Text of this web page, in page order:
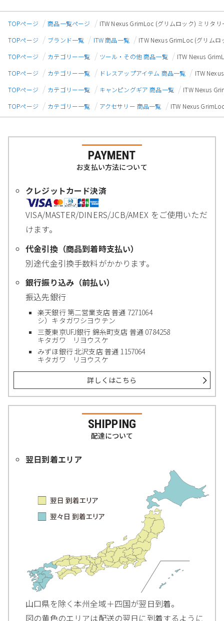
TOPページ 商品一覧ページ
ITW Nexus GrimLoc (グリムロック) ミリタ
TOPページ
ブランド一覧 ITW 商品一覧
ITW Nexus GrimLoc (グリム
TOPページ
カテゴリー一覧 ツール・その他 商品一覧
ITW Nexus
TOPページ
カテゴリー一覧 ドレスアップアイテム 商品一覧
ITW
TOPページ
カテゴリー一覧 キャンピングギア 商品一覧
ITW Nexus
TOPページ
カテゴリー一覧 アクセサリー 商品一覧 ITW Nexus
PAYMENT
お支払い方法について
クレジットカード決済
VISA/MASTER/DINERS/JCB/AMEX をご使用いただ
けます。
代金引換（商品到着時支払い）
別途代金引換手数料がかかります。
銀行振り込み（前払い）
振込先銀行
楽天銀行 第二営業支店 普通 7271064
シ）キタガワシヨウテン
三菱東京UFJ銀行 錦糸町支店 普通 0784258
キタガワ リヨウスケ
みずほ銀行 北沢支店 普通 1157064
キタガワ リヨウスケ
詳しくはこちら
SHIPPING
配達について
翌日到着エリア
山口県を除く本州全域＋四国が翌日到着。
図の黄色のエリアは配送の翌日に到着するように